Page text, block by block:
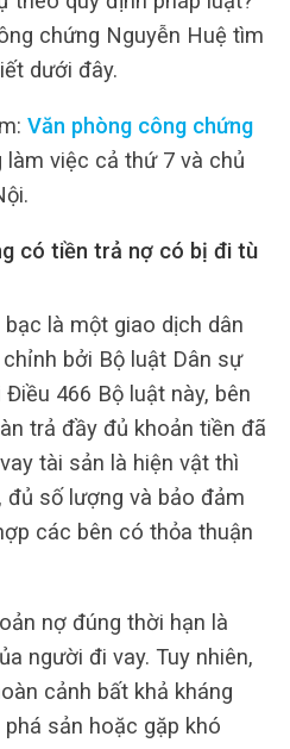
chứng Nguyễn Huệ tìm
dưới đây.
Văn phòng công chứng
làm việc cả thứ 7 và chủ
có tiền trả nợ có bị đi tù
là một giao dịch dân
bởi Bộ luật Dân sự
466 Bộ luật này, bên
trả đầy đủ khoản tiền đã
tài sản là hiện vật thì
đủ số lượng và bảo đảm
các bên có thỏa thuận
nợ đúng thời hạn là
người đi vay. Tuy nhiên,
cảnh bất khả kháng
sản hoặc gặp khó